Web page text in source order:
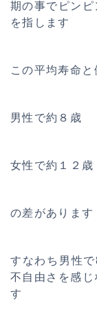
期の事でピンピ
を指します
この平均寿命
男性で約８歳
女性で約１２歳
の差があります
すなわち男性
不自由さを感
す